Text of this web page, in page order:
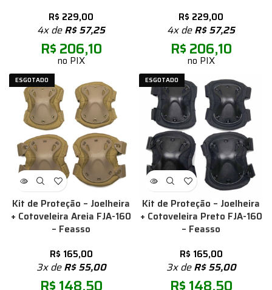
R$ 229,00
4x deR$57,25
R$ 206,10
no PIX
R$ 229,00
4x deR$57,25
R$ 206,10
no PIX
ESGOTADO
Kit de Proteção – Joelheira
+ Cotoveleira Areia FJA-160
– Feasso
R$ 165,00
3x deR$55,00
ESGOTADO
Kit de Proteção – Joelheira
+ Cotoveleira Preto FJA-160
– Feasso
R$ 165,00
3x deR$55,00